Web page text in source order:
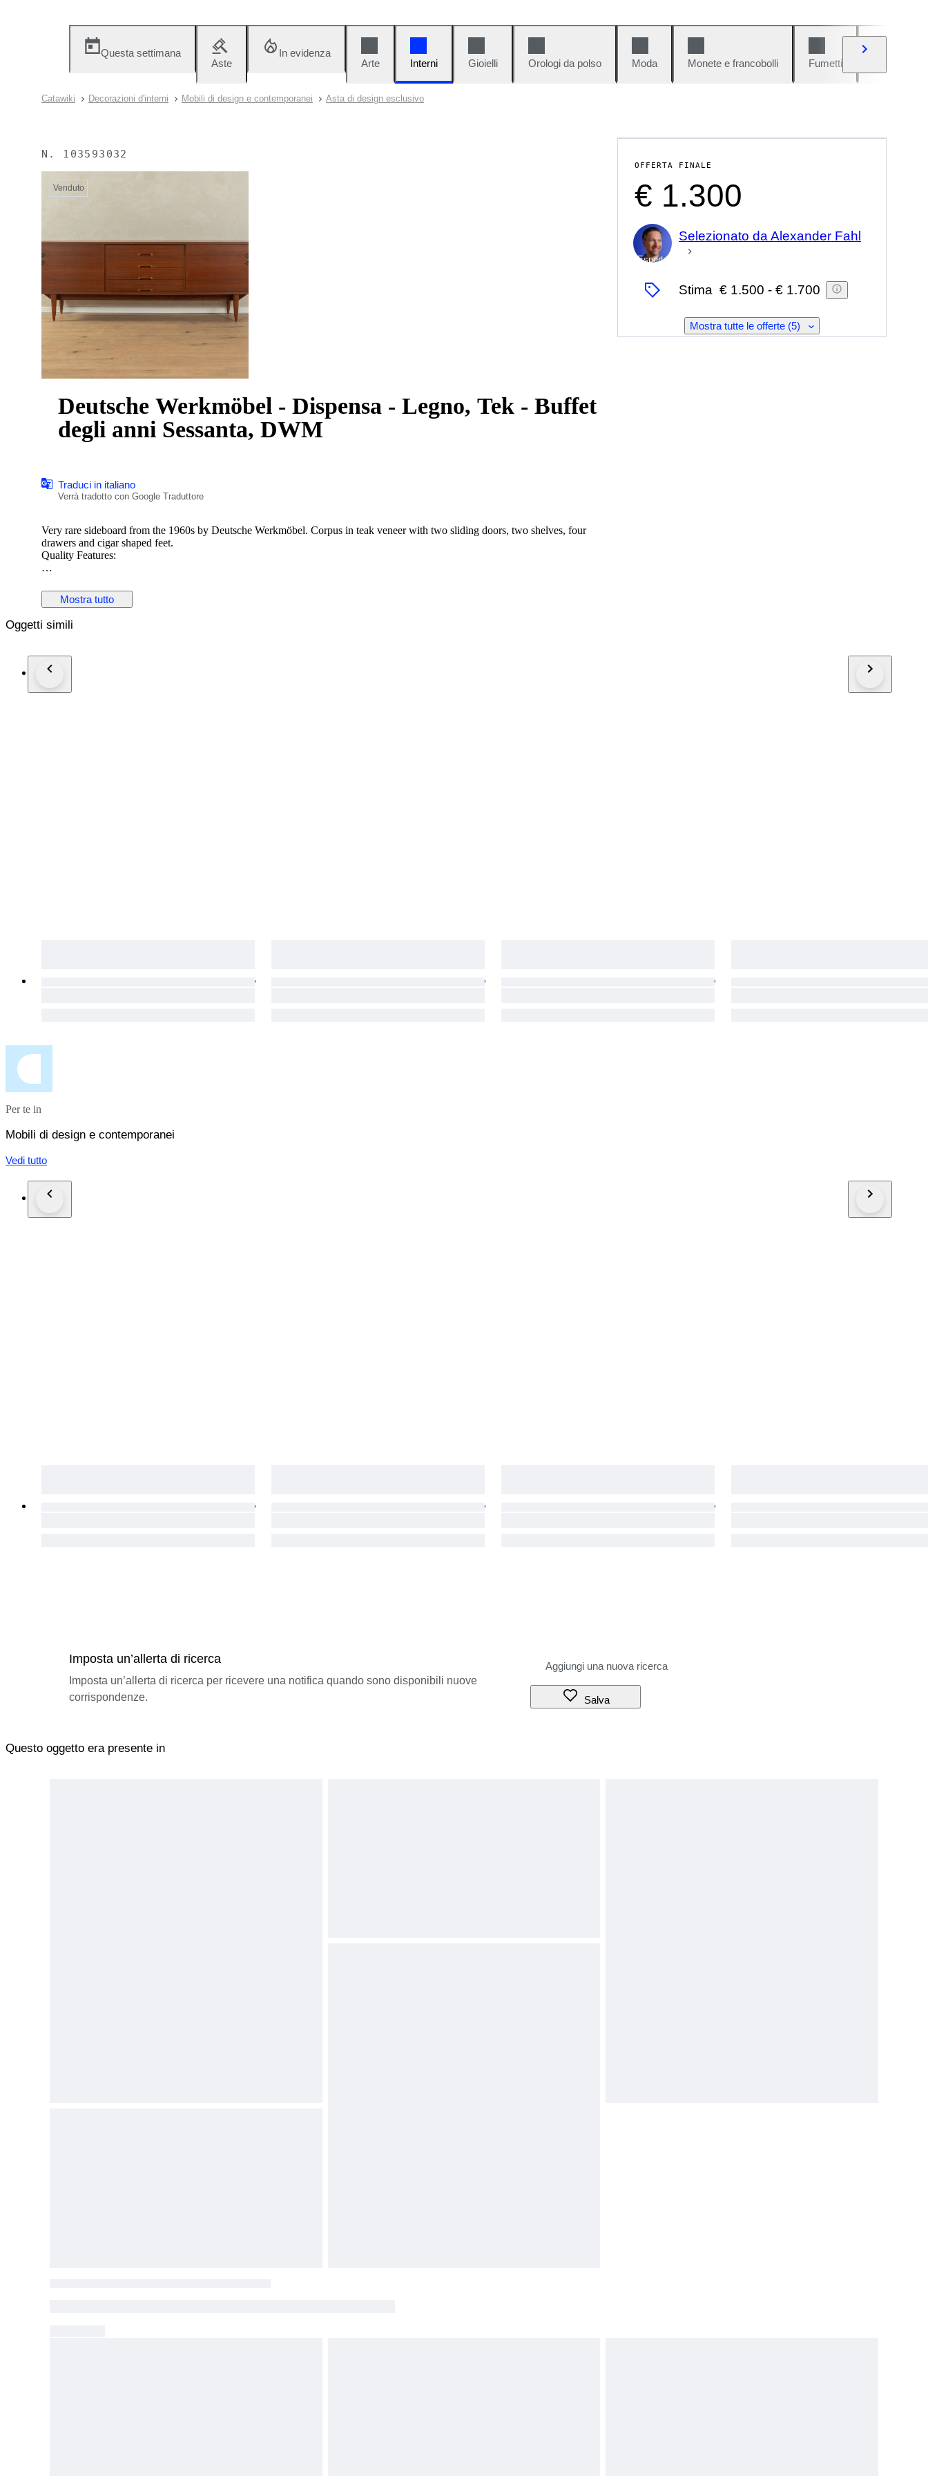
Questa settimana
Aste
In evidenza
Arte
Interni Gioielli Orologi da polso Moda Monete e francobolli Fumetti
Catawiki Decorazioni d'interni Mobili di design e contemporanei Asta di design esclusivo
N. 103593032
Venduto
Deutsche Werkmöbel - Dispensa - Legno, Tek - Buffet
degli anni Sessanta, DWM
Traduci in italiano
Verrà tradotto con Google Traduttore
Very rare sideboard from the 1960s by Deutsche Werkmöbel. Corpus in teak veneer with two sliding doors, two shelves, four
drawers and cigar shaped feet.
Quality Features:
High-quality materials
Tongue-and-groove solid wood drawers
Very good restored condition with slight signs of usage.
Width 200 cm
Mostra tutto
OFFERTA FINALE
€ 1.300
Esperto
Selezionato da Alexander Fahl
Stima € 1.500 - € 1.700
Mostra tutte le offerte (5)
Oggetti simili
Per te in
Mobili di design e contemporanei
Vedi tutto
Imposta un’allerta di ricerca
Imposta un’allerta di ricerca per ricevere una notifica quando sono disponibili nuove
corrispondenze.
Salva
Questo oggetto era presente in